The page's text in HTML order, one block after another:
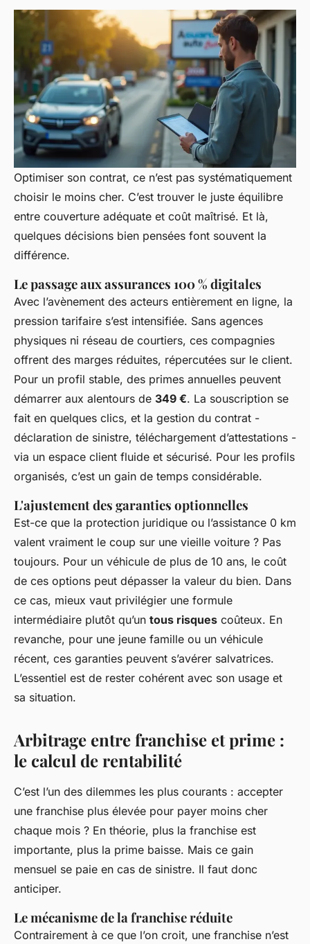
Optimiser son contrat, ce n’est pas systématiquement
choisir le moins cher. C’est trouver le juste équilibre
entre couverture adéquate et coût maîtrisé. Et là,
quelques décisions bien pensées font souvent la
différence.
Le passage aux assurances 100 % digitales
Avec l’avènement des acteurs entièrement en ligne, la
pression tarifaire s’est intensifiée. Sans agences
physiques ni réseau de courtiers, ces compagnies
offrent des marges réduites, répercutées sur le client.
Pour un profil stable, des primes annuelles peuvent
démarrer aux alentours de 349 €. La souscription se
fait en quelques clics, et la gestion du contrat -
déclaration de sinistre, téléchargement d’attestations -
via un espace client fluide et sécurisé. Pour les profils
organisés, c’est un gain de temps considérable.
L'ajustement des garanties optionnelles
Est-ce que la protection juridique ou l’assistance 0 km
valent vraiment le coup sur une vieille voiture ? Pas
toujours. Pour un véhicule de plus de 10 ans, le coût
de ces options peut dépasser la valeur du bien. Dans
ce cas, mieux vaut privilégier une formule
intermédiaire plutôt qu’un tous risques coûteux. En
revanche, pour une jeune famille ou un véhicule
récent, ces garanties peuvent s’avérer salvatrices.
L’essentiel est de rester cohérent avec son usage et
sa situation.
Arbitrage entre franchise et prime :
le calcul de rentabilité
C’est l’un des dilemmes les plus courants : accepter
une franchise plus élevée pour payer moins cher
chaque mois ? En théorie, plus la franchise est
importante, plus la prime baisse. Mais ce gain
mensuel se paie en cas de sinistre. Il faut donc
anticiper.
Le mécanisme de la franchise réduite
Contrairement à ce que l’on croit, une franchise n’est